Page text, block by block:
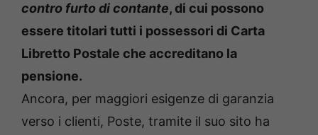
contro furto di contante, di cui possono
essere titolari tutti i possessori di Carta
Libretto Postale che accreditano la
pensione.
Ancora, per maggiori esigenze di garanzia
verso i clienti, Poste, tramite il suo sito ha